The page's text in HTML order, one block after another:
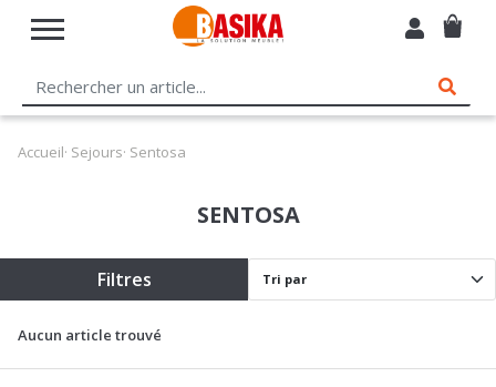
Accueil· Sejours· Sentosa
SENTOSA
Filtres
Aucun article trouvé